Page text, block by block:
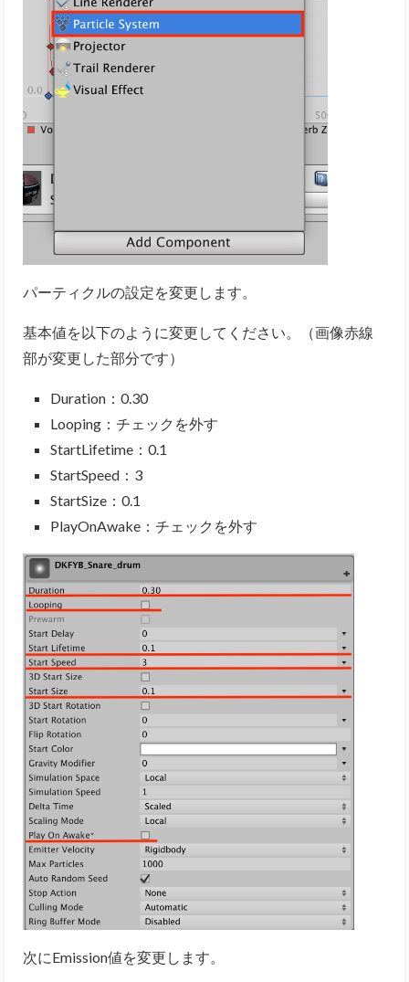
パーティクルの設定を変更します。
基本値を以下のように変更してください。（画像赤線
部が変更した部分です）
Duration：0.30
Looping：チェックを外す
StartLifetime：0.1
StartSpeed：3
StartSize：0.1
PlayOnAwake：チェックを外す
次にEmission値を変更します。